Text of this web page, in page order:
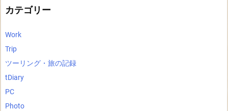
カテゴリー
Work
Trip
ツーリング・旅の記録
tDiary
PC
Photo